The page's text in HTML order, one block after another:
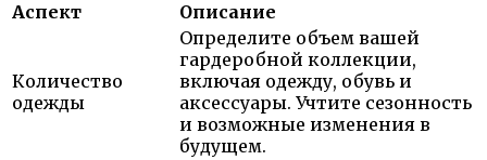
Аспект
Описание
Количество
одежды
Определите объем вашей
гардеробной коллекции,
включая одежду, обувь и
аксессуары. Учтите сезонность
и возможные изменения в
будущем.